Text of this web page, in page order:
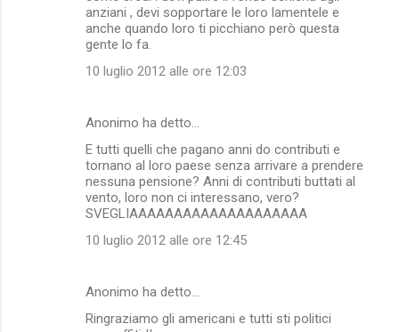
anziani , devi sopportare le loro lamentele e
anche quando loro ti picchiano però questa
gente lo fa.
10 luglio 2012 alle ore 12:03
Anonimo ha detto…
E tutti quelli che pagano anni do contributi e
tornano al loro paese senza arrivare a prendere
nessuna pensione? Anni di contributi buttati al
vento, loro non ci interessano, vero?
SVEGLIAAAAAAAAAAAAAAAAAAAA
10 luglio 2012 alle ore 12:45
Anonimo ha detto…
Ringraziamo gli americani e tutti sti politici